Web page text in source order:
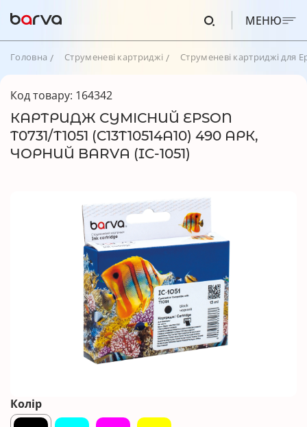
МЕНЮ
Головна Струменеві картриджі Струменеві картриджі для
Код товару: 164342
КАРТРИДЖ СУМІСНИЙ EPSON
T0731/T1051 (C13T10514A10) 490 АРК,
ЧОРНИЙ BARVA (IC-1051)
Колір